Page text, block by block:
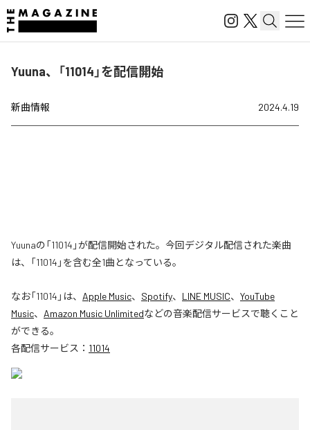
Yuuna、「11014」を配信開始
新曲情報 2024.4.19
Yuunaの「11014」が配信開始された。今回デジタル配信された楽曲
は、「11014」を含む全1曲となっている。
なお「11014 」は、 Apple Music、 Spotify、 LINE MUSIC、 YouTube
Music、 Amazon Music Unlimitedなどの音楽配信サービスで聴くこと
ができる。
各配信サービス： 11014